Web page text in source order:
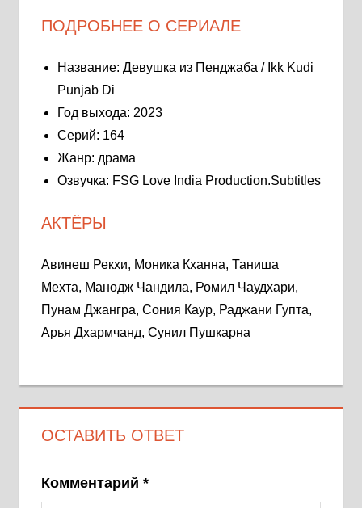
ПОДРОБНЕЕ О СЕРИАЛЕ
Название: Девушка из Пенджаба / Ikk Kudi
Punjab Di
Год выхода: 2023
Серий: 164
Жанр: драма
Озвучка: FSG Love India Production.Subtitles
АКТЁРЫ
Авинеш Рекхи, Моника Кханна, Таниша
Мехта, Манодж Чандила, Ромил Чаудхари,
Пунам Джангра, Сония Каур, Раджани Гупта,
Арья Дхармчанд, Сунил Пушкарна
ОСТАВИТЬ ОТВЕТ
Комментарий *